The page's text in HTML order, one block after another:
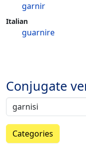
garnir
Italian
guarnire
Conjugate
Categories